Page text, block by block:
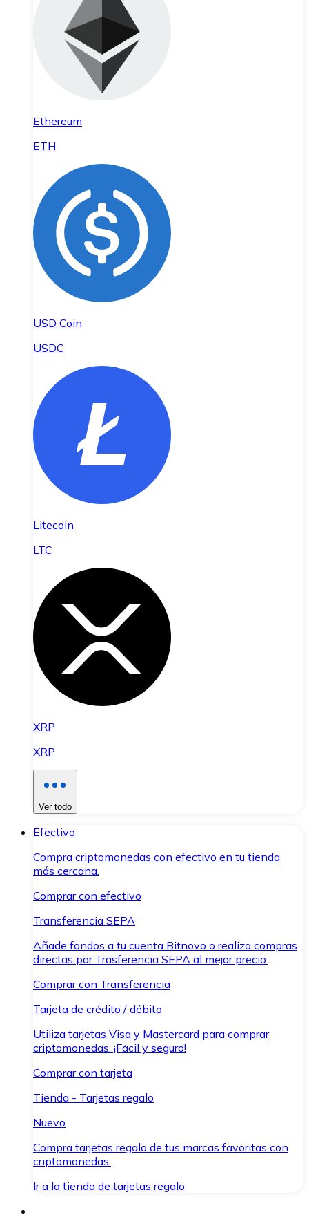
Ethereum
ETH
USD Coin
USDC
Litecoin
LTC
XRP
XRP
Ver todo
Efectivo
Compra criptomonedas con efectivo en tu tienda
más cercana.
Comprar con efectivo
Transferencia SEPA
Añade fondos a tu cuenta Bitnovo o realiza compras
directas por Trasferencia SEPA al mejor precio.
Comprar con Transferencia
Tarjeta de crédito / débito
Utiliza tarjetas Visa y Mastercard para comprar
criptomonedas. ¡Fácil y seguro!
Comprar con tarjeta
Tienda - Tarjetas regalo
Nuevo
Compra tarjetas regalo de tus marcas favoritas con
criptomonedas.
Ir a la tienda de tarjetas regalo